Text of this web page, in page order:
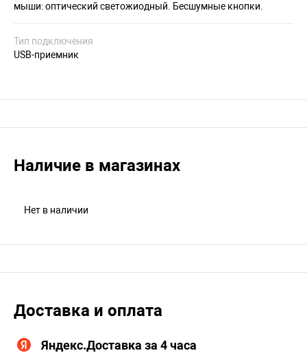
мыши: оптический светожиодный. Бесшумные кнопки.
Тип подключения
USB-приемник
Наличие в магазинах
Нет в наличии
Доставка и оплата
Яндекс.Доставка за 4 часа